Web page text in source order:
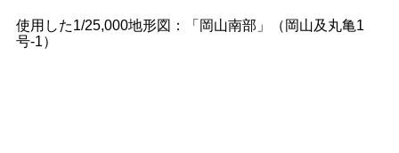
使用した1/25,000地形図：「岡山南部」（岡山及丸亀1
号-1）